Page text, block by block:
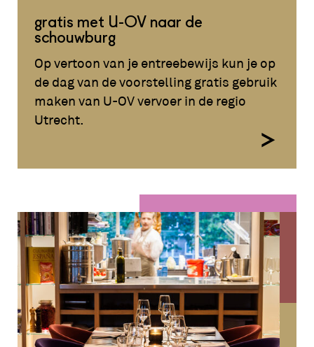
gratis met U-OV naar de
schouwburg
Op vertoon van je entreebewijs kun je op
de dag van de voorstelling gratis gebruik
maken van U-OV vervoer in de regio
Utrecht.